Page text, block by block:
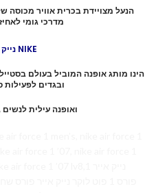
מדרכי גומי
נייק NIKE
ובגדים לפעילות
.ואופנה עילית